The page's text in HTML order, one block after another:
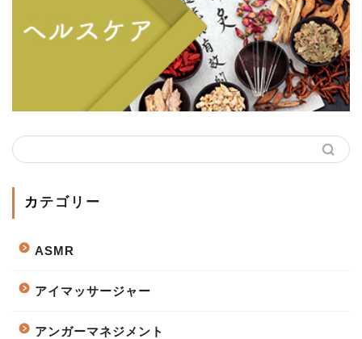
カテゴリー
ASMR
アイマッサージャー
アンガーマネジメント